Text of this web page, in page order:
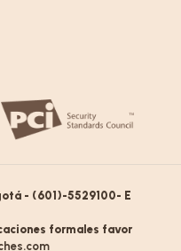
- (601)-5529100- E
formales favor